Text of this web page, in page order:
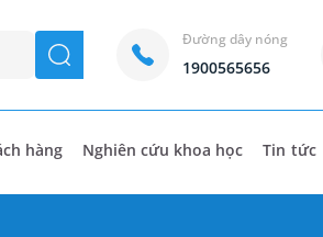
seach
Đường dây nóng
1900565656
hàng Nghiên cứu khoa học Tin tức